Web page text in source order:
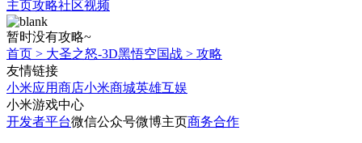
主页攻略社区视频
暂时没有攻略~
首页 > 大圣之怒-3D黑悟空国战 > 攻略
友情链接
小米应用商店小米商城英雄互娱
小米游戏中心
开发者平台微信公众号微博主页商务合作